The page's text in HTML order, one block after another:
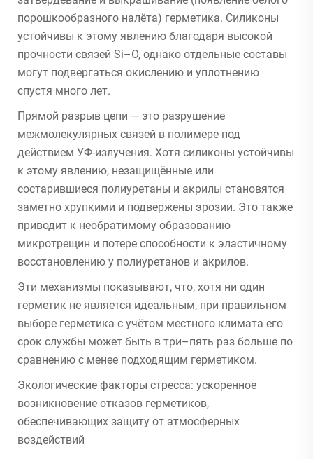
порошкообразного налёта) герметика. Силиконы
устойчивы к этому явлению благодаря высокой
прочности связей Si–O, однако отдельные составы
могут подвергаться окислению и уплотнению
спустя много лет.
Прямой разрыв цепи — это разрушение
межмолекулярных связей в полимере под
действием УФ-излучения. Хотя силиконы устойчивы
к этому явлению, незащищённые или
состарившиеся полиуретаны и акрилы становятся
заметно хрупкими и подвержены эрозии. Это также
приводит к необратимому образованию
микротрещин и потере способности к эластичному
восстановлению у полиуретанов и акрилов.
Эти механизмы показывают, что, хотя ни один
герметик не является идеальным, при правильном
выборе герметика с учётом местного климата его
срок службы может быть в три–пять раз больше по
сравнению с менее подходящим герметиком.
Экологические факторы стресса: ускоренное
возникновение отказов герметиков,
обеспечивающих защиту от атмосферных
воздействий